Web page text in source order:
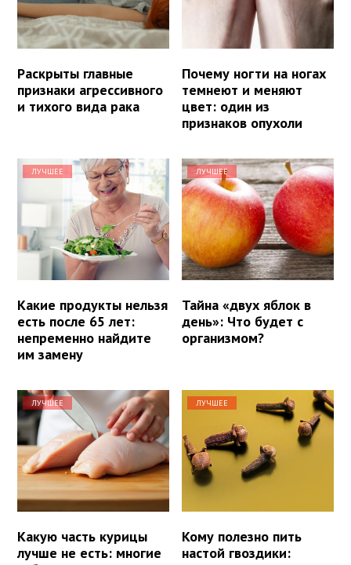
Раскрыты главные
признаки агрессивного
и тихого вида рака
Почему ногти на ногах
темнеют и меняют
цвет: один из
признаков опухоли
ЛУЧШЕЕ
Какие продукты нельзя
есть после 65 лет:
непременно найдите
им замену
ЛУЧШЕЕ
Тайна «двух яблок в
день»: Что будет с
организмом?
ЛУЧШЕЕ
Какую часть курицы
лучше не есть: многие
ЛУЧШЕЕ
Кому полезно пить
настой гвоздики: